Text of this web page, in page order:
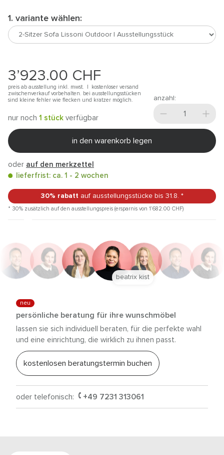
1. variante wählen:
3’923.00 CHF
preis ab ausstellung inkl. mwst. |
kostenloser versand
zwischenverkauf vorbehalten. bei ausstellungsstücken
sind kleine fehler wie flecken und kratzer möglich.
nur noch 1 stück verfügbar
anzahl:
in den warenkorb legen
oder auf den merkzettel
lieferfrist: ca. 1 - 2 wochen
30% rabatt auf ausstellungsstücke bis 31.8. *
* 30% zusätzlich auf den ausstellungspreis (ersparnis von 1’682.00 CHF)
neu
persönliche beratung für ihre wunschmöbel
lassen sie sich individuell beraten, für die perfekte wahl
und eine einrichtung, die wirklich zu ihnen passt.
kostenlosen beratungstermin buchen
oder telefonisch: +49 7231 313061
beatrix kist